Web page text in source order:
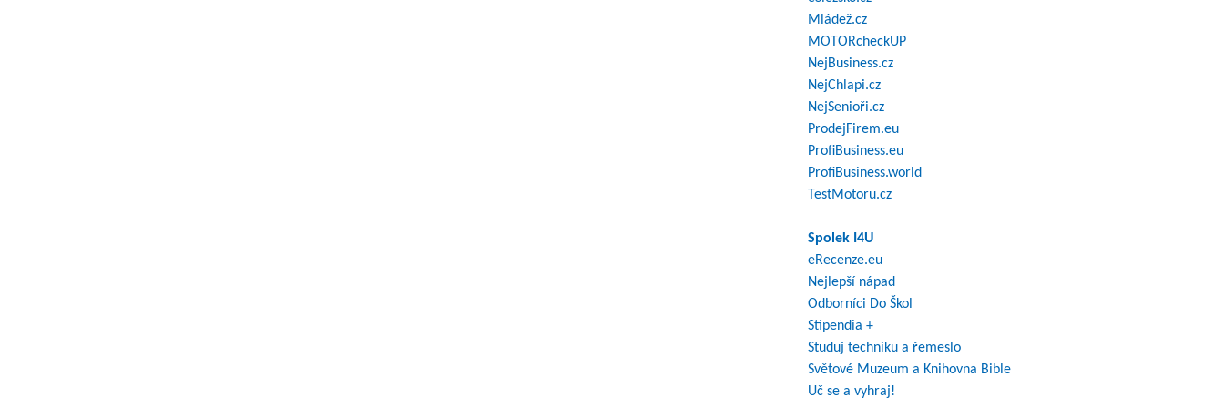
Mládež.cz
MOTORcheckUP
NejBusiness.cz
NejChlapi.cz
NejSenioři.cz
ProdejFirem.eu
ProfiBusiness.eu
ProfiBusiness.world
TestMotoru.cz
Spolek I4U
eRecenze.eu
Nejlepší nápad
Odborníci Do Škol
Stipendia +
Studuj techniku a řemeslo
Světové Muzeum a Knihovna Bible
Uč se a vyhraj!